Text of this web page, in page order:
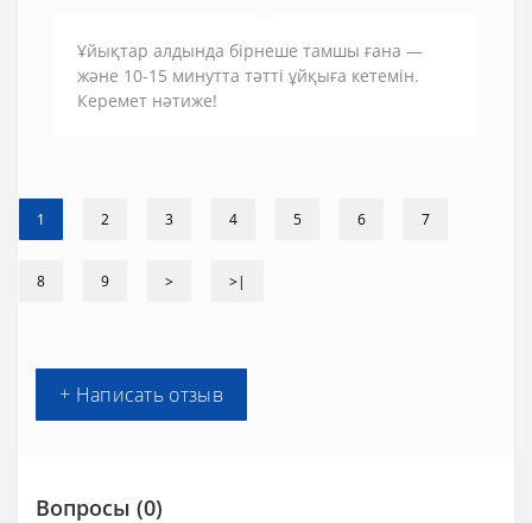
Ұйықтар алдында бірнеше тамшы ғана —
және 10-15 минутта тәтті ұйқыға кетемін.
Керемет нәтиже!
1 2 3 4 5 6 7
8 9 > >|
+ Написать отзыв
Вопросы (0)